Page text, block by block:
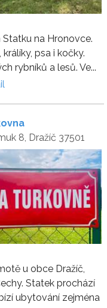
na Hronovce.
psa i kočky.
rybníků a lesů. Ve...
8, Dražíč 37501
u obce Dražíč,
Statek prochází
ubytování zejména